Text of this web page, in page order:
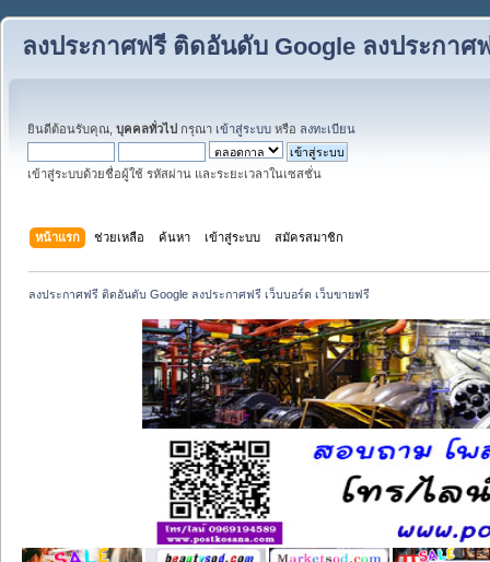
ลงประกาศฟรี ติดอันดับ Google ลงประกาศ
ยินดีต้อนรับคุณ, บุคคลทั่วไป กรุณา เข้าสู่ระบบ หรือ ลงทะเบียน
เข้าสู่ระบบด้วยชื่อผู้ใช้ รหัสผ่าน และระยะเวลาในเซสชั่น
หน้าแรก ช่วยเหลือ ค้นหา เข้าสู่ระบบ สมัครสมาชิก
ลงประกาศฟรี ติดอันดับ Google ลงประกาศฟรี เว็บบอร์ด เว็บขายฟรี